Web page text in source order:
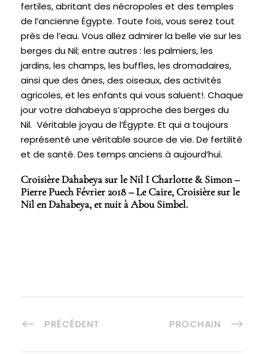
fertiles, abritant des nécropoles et des temples
de l’ancienne Égypte. Toute fois, vous serez tout
près de l’eau. Vous allez admirer la belle vie sur les
berges du Nil; entre autres : les palmiers, les
jardins, les champs, les buffles, les dromadaires,
ainsi que des ânes, des oiseaux, des activités
agricoles, et les enfants qui vous saluent!. Chaque
jour votre dahabeya s’approche des berges du
Nil. Véritable joyau de l’Égypte. Et qui a toujours
représenté une véritable source de vie. De fertilité
et de santé. Des temps anciens à aujourd’hui.
Croisière Dahabeya sur le Nil I Charlotte & Simon –
Pierre Puech Février 2018 – Le Caire, Croisière sur le
Nil en Dahabeya, et nuit à Abou Simbel.
PRÉCÉDENT PROCHAIN